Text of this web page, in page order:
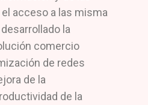
acceso a las misma
la
comercio
de redes
de la
de la